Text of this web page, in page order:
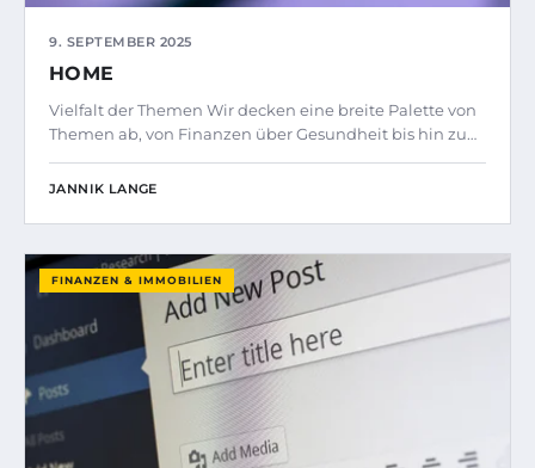
9. SEPTEMBER 2025
HOME
Vielfalt der Themen Wir decken eine breite Palette von
Themen ab, von Finanzen über Gesundheit bis hin zu…
JANNIK LANGE
FINANZEN & IMMOBILIEN